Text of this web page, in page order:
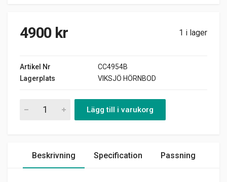
4900 kr 1 i lager
Artikel Nr
CC4954B
Lagerplats
VIKSJÖ HÖRNBOD
Lägg till i varukorg
Beskrivning Specification Passning